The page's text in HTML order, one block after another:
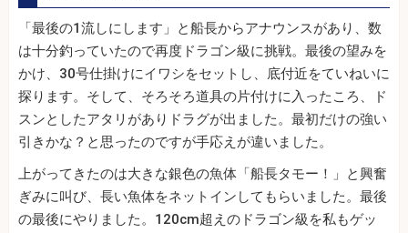
「最後の1流しにします」と船長からアナウンスがあり、数
は十分釣っていたので再度ドラゴン級に挑戦。最後の望みを
かけ、30号仕掛けにイワシをセットし、底付近をていねいに
探ります。そして、そろそろ道具の片付けに入ったころ、ド
スンとしたアタリがありドラグが出ました。最初だけの強い
引きかな？と思ったのですが手応えが違いました。
上がってきたのは大きな銀色の魚体「船長タモー！」と興奮
ぎみに叫び、長い魚体をネットインしてもらいました。最後
の最後にやりました。120cm超えのドラゴン級を私もゲッ